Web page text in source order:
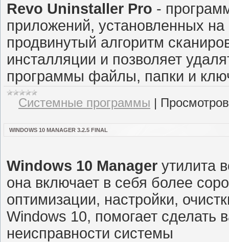
Revo Uninstaller Pro -
приложений, установленных
продвинутый алгоритм
инсталляции и позволяет
программы файлы, папки и
Системные программы |
WINDOWS 10 MANAGER 3.2.5 FINAL
Windows 10 Manager утилита
она включает в себя более
оптимизации, настройки,
Windows 10, помогает сделать
неисправности системы